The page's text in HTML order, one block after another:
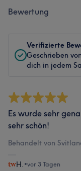
Bewertung
Verifizierte
Geschrieben
dich in jedem
Es wurde sehr
sehr schön!
Behandelt von
H. •vor 3 Tagen